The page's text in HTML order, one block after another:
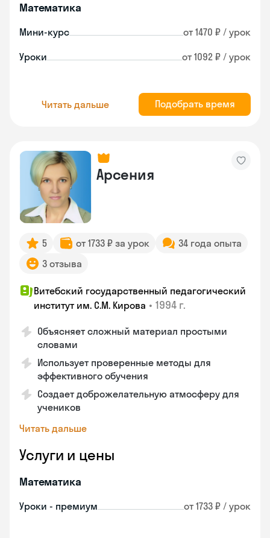
Математика
Мини-курс от 1470 ₽ / урок
Уроки от 1092 ₽ / урок
Читать дальше Подобрать время
Арсения
5 от 1733 ₽ за урок
34 года опыта
3 отзыва
Витебский государственный педагогический
институт им. С.М. Кирова • 1994 г.
Объясняет сложный материал простыми
словами
Использует проверенные методы для
эффективного обучения
Создает доброжелательную атмосферу для
учеников
Читать дальше
Услуги и цены
Математика
Уроки - премиум от 1733 ₽ / урок